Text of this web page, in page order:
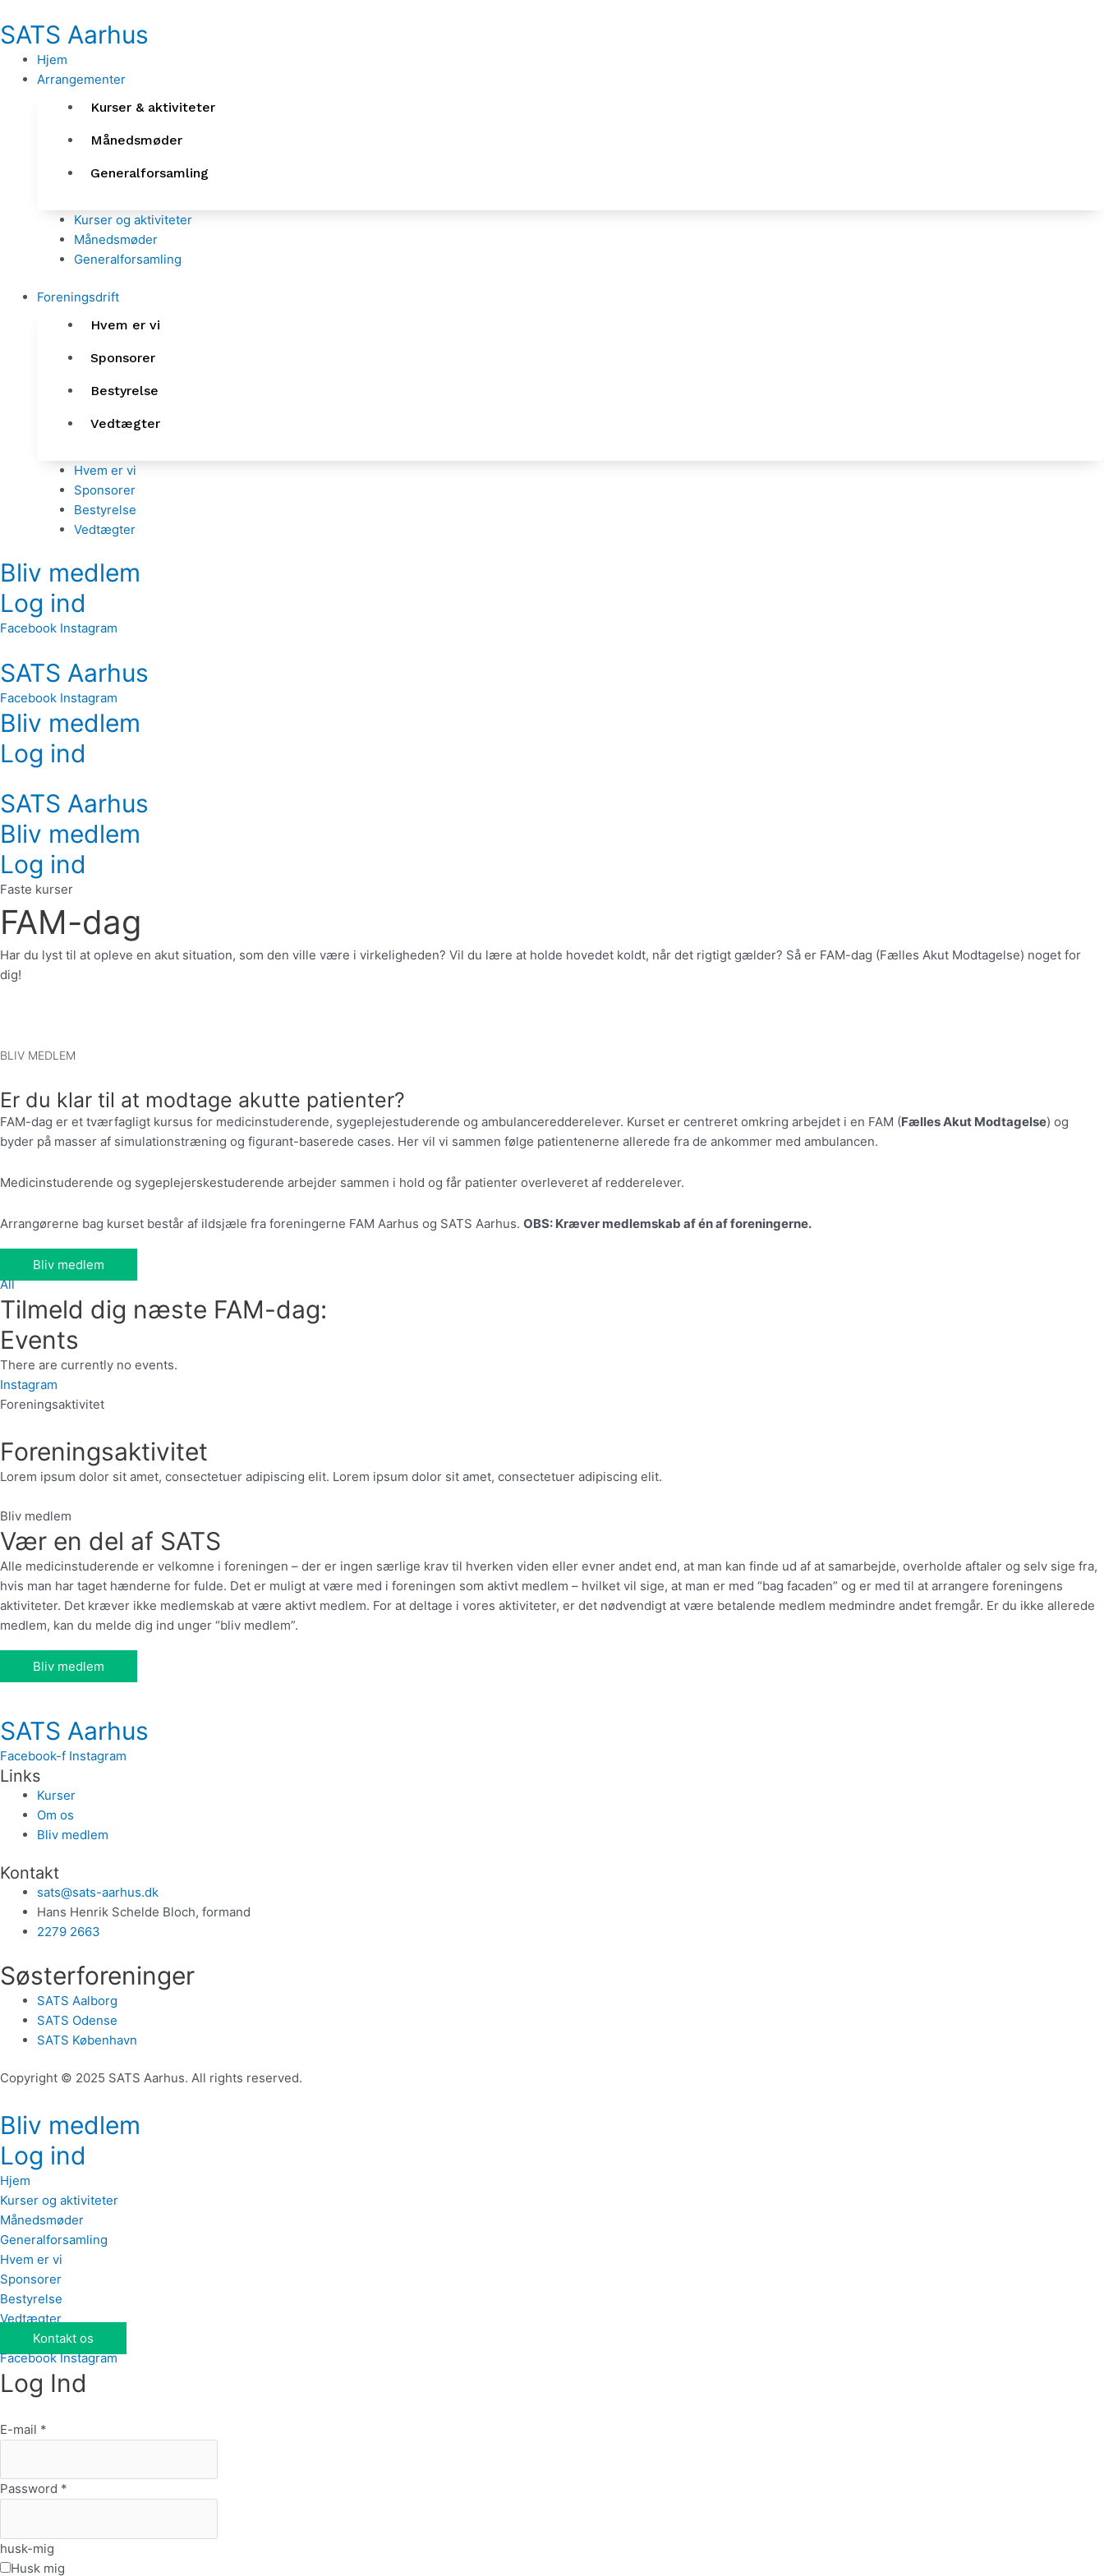
til
indholdet
SATS Aarhus
Hjem
Arrangementer
Kurser & aktiviteter
Månedsmøder
Generalforsamling
Kurser og aktiviteter
Månedsmøder
Generalforsamling
Foreningsdrift
Hvem er vi
Sponsorer
Bestyrelse
Vedtægter
Hvem er vi
Sponsorer
Bestyrelse
Vedtægter
Bliv medlem
Log ind
Facebook Instagram
SATS Aarhus
Facebook Instagram
Bliv medlem
Log ind
SATS Aarhus
Bliv medlem
Log ind
Faste kurser
FAM-dag
Har du lyst til at opleve en akut situation, som den ville være i virkeligheden? Vil du lære at holde hovedet koldt, når det rigtigt gælder? Så er FAM-dag (Fælles Akut Modtagelse) noget for
dig!
BLIV MEDLEM
Er du klar til at modtage akutte patienter?
FAM-dag er et tværfagligt kursus for medicinstuderende, sygeplejestuderende og ambulanceredderelever. Kurset er centreret omkring arbejdet i en FAM (Fælles Akut Modtagelse) og
byder på masser af simulationstræning og figurant-baserede cases. Her vil vi sammen følge patientenerne allerede fra de ankommer med ambulancen.
Medicinstuderende og sygeplejerskestuderende arbejder sammen i hold og får patienter overleveret af redderelever.
Arrangørerne bag kurset består af ildsjæle fra foreningerne FAM Aarhus og SATS Aarhus. OBS: Kræver medlemskab af én af foreningerne.
Bliv medlem
All
Tilmeld dig næste FAM-dag:
Events
There are currently no events.
Instagram
Foreningsaktivitet
Foreningsaktivitet
Lorem ipsum dolor sit amet, consectetuer adipiscing elit. Lorem ipsum dolor sit amet, consectetuer adipiscing elit.
Bliv medlem
Vær en del af SATS
Alle medicinstuderende er velkomne i foreningen – der er ingen særlige krav til hverken viden eller evner andet end, at man kan finde ud af at samarbejde, overholde aftaler og selv sige fra,
hvis man har taget hænderne for fulde. Det er muligt at være med i foreningen som aktivt medlem – hvilket vil sige, at man er med “bag facaden” og er med til at arrangere foreningens
aktiviteter. Det kræver ikke medlemskab at være aktivt medlem. For at deltage i vores aktiviteter, er det nødvendigt at være betalende medlem medmindre andet fremgår. Er du ikke allerede
medlem, kan du melde dig ind unger “bliv medlem”.
Bliv medlem
SATS Aarhus
Facebook-f Instagram
Links
Kurser
Om os
Bliv medlem
Kontakt
sats@sats-aarhus.dk
Hans Henrik Schelde Bloch, formand
2279 2663
Søsterforeninger
SATS Aalborg
SATS Odense
SATS København
Copyright © 2025 SATS Aarhus. All rights reserved.
Bliv medlem
Log ind
Hjem
Kurser og aktiviteter
Månedsmøder
Generalforsamling
Hvem er vi
Sponsorer
Bestyrelse
Vedtægter
Kontakt os
Facebook Instagram
Log Ind
E-mail *
Password *
husk-mig
Husk mig